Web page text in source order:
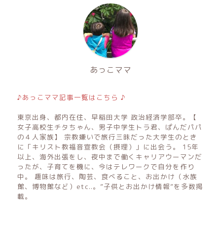
あっこママ
♪あっこママ記事一覧はこちら ♪
東京出身、都内在住、早稲田大学 政治経済学部卒。【
女子高校生チタちゃん、男子中学生トラ君、ぱんだパパ
の４人家族】 宗教嫌いで旅行三昧だった大学生のとき
に「キリスト教福音宣教会（摂理）」に出会う。 15年
以上、海外出張をし、夜中まで働くキャリアウーマンだ
ったが、子育てを機に、今はテレワークで自分を作り
中。 趣味は旅行、陶芸、食べること、お出かけ（水族
館、博物館など）etc..。”子供とお出かけ情報”を多数掲
載。